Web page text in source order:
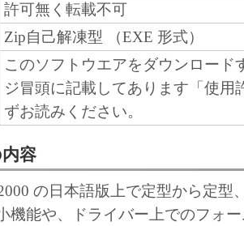
許可無く転載不可
Zip自己解凍型 （EXE 形式）
このソフトウエアをダウンロード
ジ冒頭に記載してあります「使用
ずお読みください。
容
の日本語版上で定型から定型
機能や、ドライバー上でのフォ